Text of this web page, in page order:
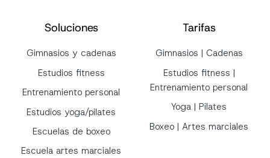
Soluciones
Gimnasios y cadenas
Estudios fitness
Entrenamiento personal
Estudios yoga/pilates
Escuelas de boxeo
Escuela artes marciales
Tarifas
Gimnasios | Cadenas
Estudios fitness |
Entrenamiento personal
Yoga | Pilates
Boxeo | Artes marciales